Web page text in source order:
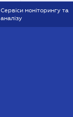
Сервіси моніторингу та
аналізу